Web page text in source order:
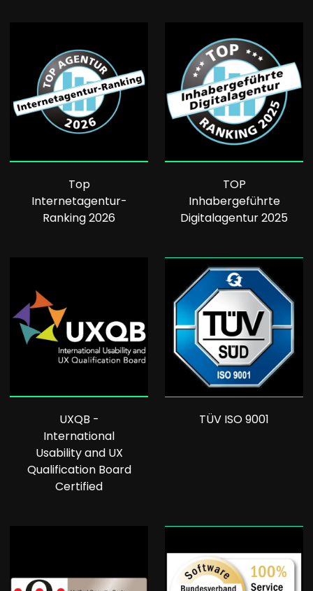
Top
Internetagentur-
Ranking 2026
TOP
Inhabergeführte
Digitalagentur 2025
UXQB -
International
Usability and UX
Qualification Board
Certified
TÜV ISO 9001